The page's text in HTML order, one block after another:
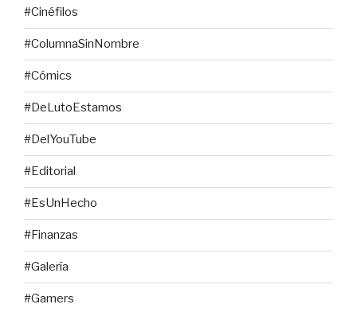
#Cinéfilos
#ColumnaSinNombre
#Cómics
#DeLutoEstamos
#DelYouTube
#Editorial
#EsUnHecho
#Finanzas
#Galería
#Gamers